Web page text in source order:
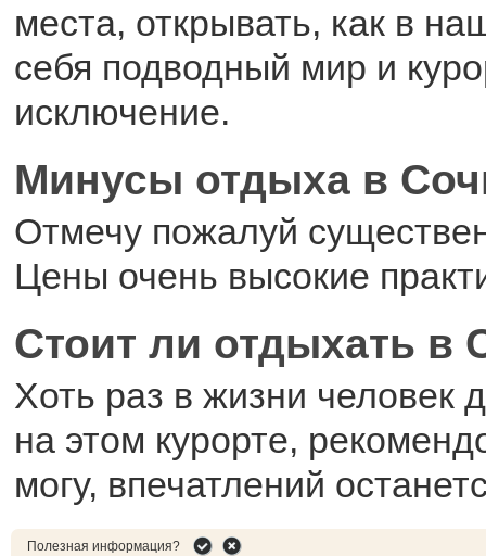
места, открывать, как в
себя подводный мир и
исключение.
Минусы отдыха в
Отмечу пожалуй
Цены очень высокие
Стоит ли отдыхать в
Хоть раз в жизни человек
на этом курорте,
могу, впечатлений
Полезная информация?